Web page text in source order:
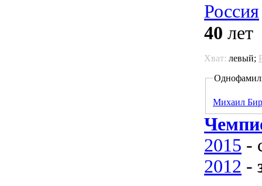
Россия
40 лет
Хват: левый;
Михаил
2015 -
2012 -